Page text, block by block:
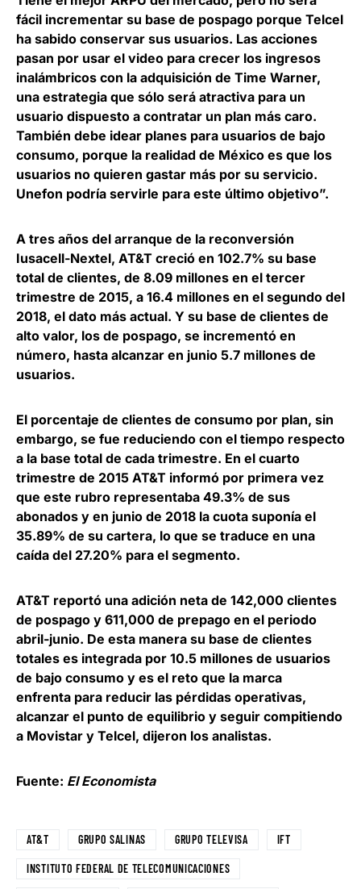
fácil incrementar su base de pospago porque Telcel
ha sabido conservar sus usuarios. Las acciones
pasan por usar el video para crecer los ingresos
inalámbricos con la adquisición de Time Warner,
una estrategia que sólo será atractiva para un
usuario dispuesto a contratar un plan más caro.
También debe idear planes para usuarios de bajo
consumo, porque la realidad de México es que los
usuarios no quieren gastar más por su servicio.
Unefon podría servirle para este último objetivo”.
A tres años del arranque de la reconversión
Iusacell-Nextel, AT&T creció en 102.7% su base
total de clientes, de 8.09 millones en el tercer
trimestre de 2015, a 16.4 millones en el segundo del
2018, el dato más actual. Y su base de clientes de
alto valor, los de pospago, se incrementó en
número, hasta alcanzar en junio 5.7 millones de
usuarios.
El porcentaje de clientes de consumo por plan, sin
embargo, se fue reduciendo con el tiempo respecto
a la base total de cada trimestre. En el cuarto
trimestre de 2015 AT&T informó por primera vez
que este rubro representaba 49.3% de sus
abonados y en junio de 2018 la cuota suponía el
35.89% de su cartera, lo que se traduce en una
caída del 27.20% para el segmento.
AT&T reportó una adición neta de 142,000 clientes
de pospago y 611,000 de prepago en el periodo
abril-junio. De esta manera su base de clientes
totales es integrada por 10.5 millones de usuarios
de bajo consumo y es el reto que la marca
enfrenta para reducir las pérdidas operativas,
alcanzar el punto de equilibrio y seguir compitiendo
a Movistar y Telcel, dijeron los analistas.
Fuente: El Economista
AT&T GRUPO SALINAS GRUPO TELEVISA IFT
INSTITUTO FEDERAL DE TELECOMUNICACIONES